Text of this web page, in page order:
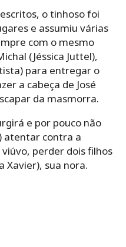
o tinhoso foi
e assumiu várias
com o mesmo
(Jéssica Juttel),
para entregar o
a cabeça de José
da masmorra.
e por pouco não
atentar contra a
perder dois filhos
Xavier), sua nora.